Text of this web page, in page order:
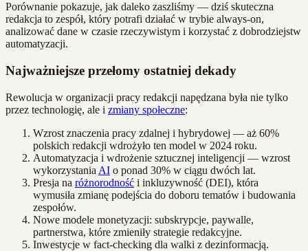
Porównanie pokazuje, jak daleko zaszliśmy — dziś skuteczna
redakcja to zespół, który potrafi działać w trybie always-on,
analizować dane w czasie rzeczywistym i korzystać z dobrodziejstw
automatyzacji.
Najważniejsze przełomy ostatniej dekady
Rewolucja w organizacji pracy redakcji napędzana była nie tylko
przez technologię, ale i zmiany społeczne:
Wzrost znaczenia pracy zdalnej i hybrydowej — aż 60%
polskich redakcji wdrożyło ten model w 2024 roku.
Automatyzacja i wdrożenie sztucznej inteligencji — wzrost
wykorzystania AI o ponad 30% w ciągu dwóch lat.
Presja na różnorodność i inkluzywność (DEI), która
wymusiła zmianę podejścia do doboru tematów i budowania
zespołów.
Nowe modele monetyzacji: subskrypcje, paywalle,
partnerstwa, które zmieniły strategie redakcyjne.
Inwestycje w fact-checking dla walki z dezinformacją.